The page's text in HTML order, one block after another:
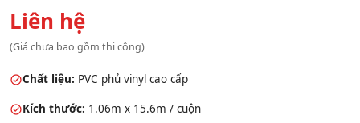
Liên hệ
(Giá chưa bao gồm thi công)
Chất liệu: PVC phủ vinyl cao cấp
Kích thước: 1.06m x 15.6m / cuộn